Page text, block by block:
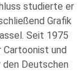
studierte er
Grafik
Seit 1975
und
den Deutschen